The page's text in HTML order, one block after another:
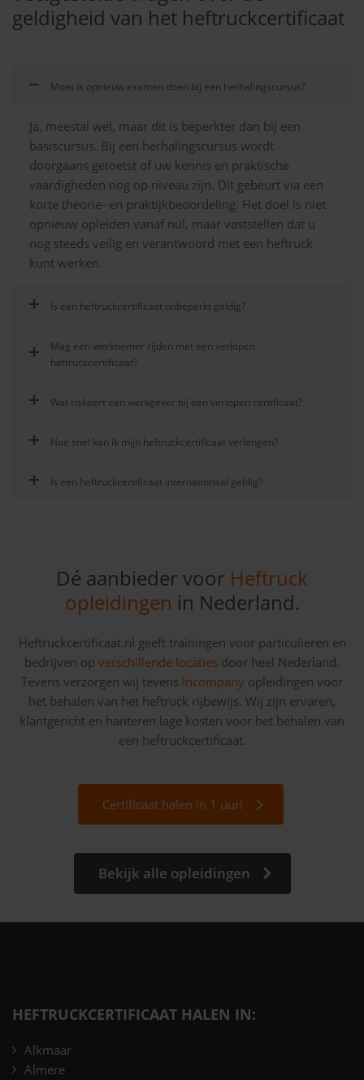
geldigheid van het heftruckcertificaat
Moet ik opnieuw examen doen bij een herhalingscursus?
Ja, meestal wel, maar dit is beperkter dan bij een
basiscursus. Bij een herhalingscursus wordt
doorgaans getoetst of uw kennis en praktische
vaardigheden nog op niveau zijn. Dit gebeurt via een
korte theorie- en praktijkbeoordeling. Het doel is niet
opnieuw opleiden vanaf nul, maar vaststellen dat u
nog steeds veilig en verantwoord met een heftruck
kunt werken.
Is een heftruckcertificaat onbeperkt geldig?
Mag een werknemer rijden met een verlopen
heftruckcertificaat?
Wat riskeert een werkgever bij een verlopen certificaat?
Hoe snel kan ik mijn heftruckcertificaat verlengen?
Is een heftruckcertificaat internationaal geldig?
Dé aanbieder voor Heftruck
opleidingen in Nederland.
Heftruckcertificaat.nl geeft trainingen voor particulieren en
bedrijven op verschillende locaties door heel Nederland.
Tevens verzorgen wij tevens Incompany opleidingen voor
het behalen van het heftruck rijbewijs. Wij zijn ervaren,
klantgericht en hanteren lage kosten voor het behalen van
een heftruckcertificaat.
Certificaat halen in 1 uur!
Bekijk alle opleidingen
HEFTRUCKCERTIFICAAT HALEN IN:
Alkmaar
Almere